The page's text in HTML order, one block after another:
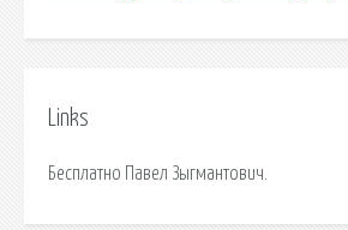
Links
Бесплатно Павел Зыгмантович.